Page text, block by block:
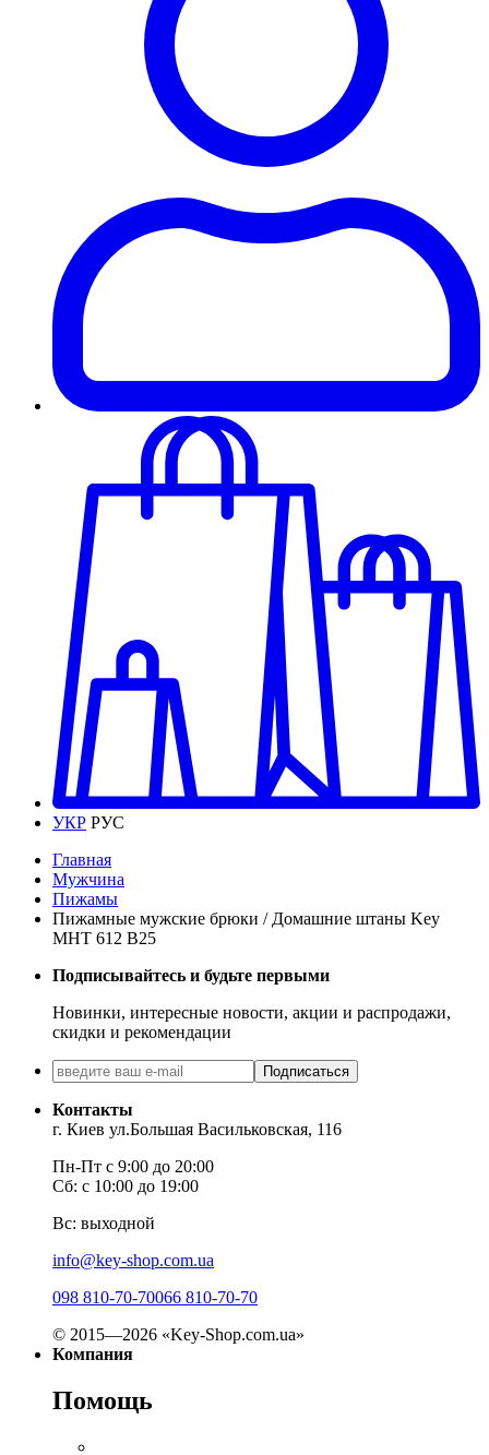
УКР РУС
Главная
Мужчина
Пижамы
Пижамные мужские брюки / Домашние штаны Key
MHT 612 B25
Подписывайтесь и будьте первыми
Новинки, интересные новости, акции и распродажи,
скидки и рекомендации
Подписаться
Контакты
г. Киев ул.Большая Васильковская, 116
Пн-Пт с 9:00 до 20:00
Сб: с 10:00 до 19:00
Вс: выходной
info@key-shop.com.ua
098 810-70-70066 810-70-70
© 2015—2026 «Key-Shop.com.ua»
Компания
Помощь